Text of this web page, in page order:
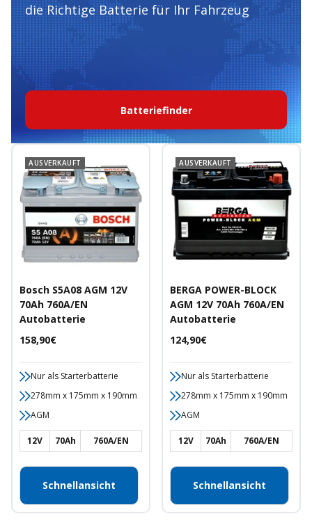
die Richtige Batterie für Ihr Fahrzeug
Batteriefinder
AUSVERKAUFT
Bosch S5A08 AGM 12V
70Ah 760A/EN
Autobatterie
Angebotspreis
158,90€
Nur als Starterbatterie
278mm x 175mm x 190mm
AGM
12V 70Ah 760A/EN
Schnellansicht
AUSVERKAUFT
BERGA POWER-BLOCK
AGM 12V 70Ah 760A/EN
Autobatterie
Angebotspreis
124,90€
Nur als Starterbatterie
278mm x 175mm x 190mm
AGM
12V 70Ah 760A/EN
Schnellansicht